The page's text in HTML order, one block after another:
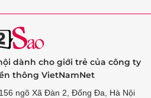
dành cho giới trẻ của công ty
thông VietNamNet
ngõ Xã Đàn 2, Đống Đa, Hà Nội